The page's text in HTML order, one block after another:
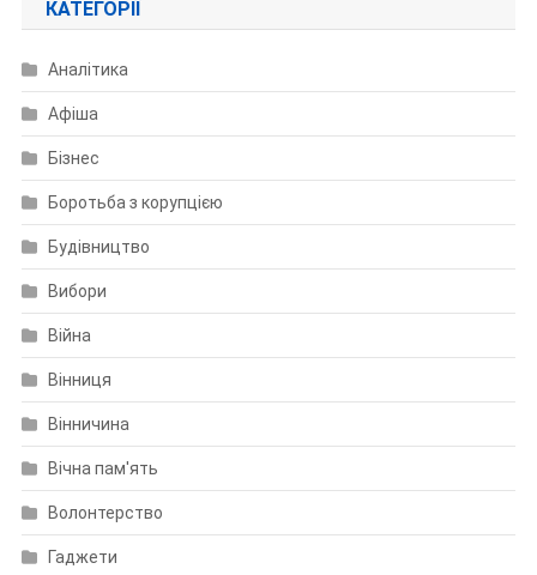
КАТЕГОРІЇ
Аналітика
Афіша
Бізнес
Боротьба з корупцією
Будівництво
Вибори
Війна
Вінниця
Вінничина
Вічна пам'ять
Волонтерство
Гаджети